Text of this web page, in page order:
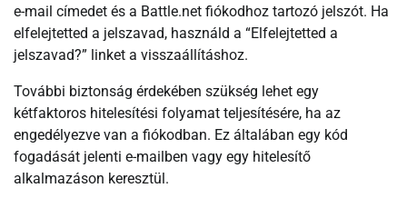
e-mail címedet és a Battle.net fiókodhoz tartozó jelszót. Ha
elfelejtetted a jelszavad, használd a “Elfelejtetted a
jelszavad?” linket a visszaállításhoz.
További biztonság érdekében szükség lehet egy
kétfaktoros hitelesítési folyamat teljesítésére, ha az
engedélyezve van a fiókodban. Ez általában egy kód
fogadását jelenti e-mailben vagy egy hitelesítő
alkalmazáson keresztül.